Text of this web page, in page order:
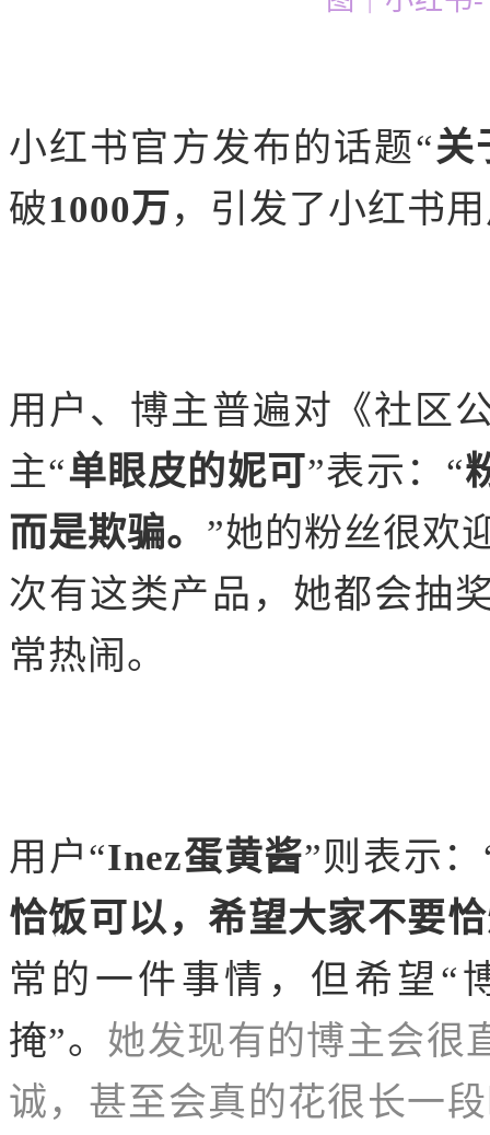
小红书官方发布的话题“关
破1000万 ，引发了小红书
用户、博主普遍对《社区
主“单眼皮的妮可 ”表示：“
而是欺骗。 ”她的粉丝很欢
次有这类产品，她都会抽
常热闹。
用户“Inez蛋黄酱”则表示：
恰饭可以，希望大家不要
常的一件事情，但希望“
掩”。 她发现有的博主会很
诚，甚至会真的花很长一